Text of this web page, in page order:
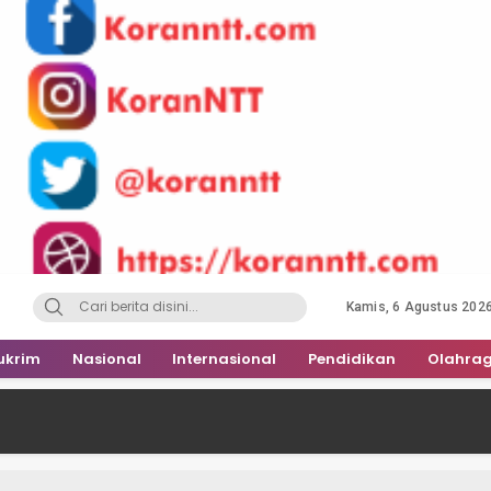
Kamis, 6 Agustus 2026
Nasional Internasional Pendidikan